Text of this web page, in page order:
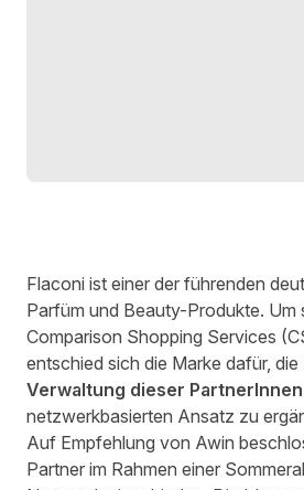
Verfasst vonMorena Batzam
2 Minuten zum Lesen
Flaconi ist einer der führenden
Parfüm und Beauty-Produkte. Um
Comparison Shopping Services
entschied sich die Marke dafür, die
Verwaltung dieser
netzwerkbasierten Ansatz zu
Auf Empfehlung von Awin
Partner im Rahmen einer